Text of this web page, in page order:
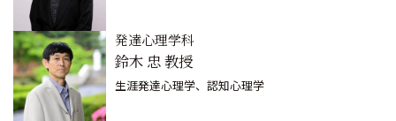
発達心理学科
鈴木 忠 教授
生涯発達心理学、認知心理学